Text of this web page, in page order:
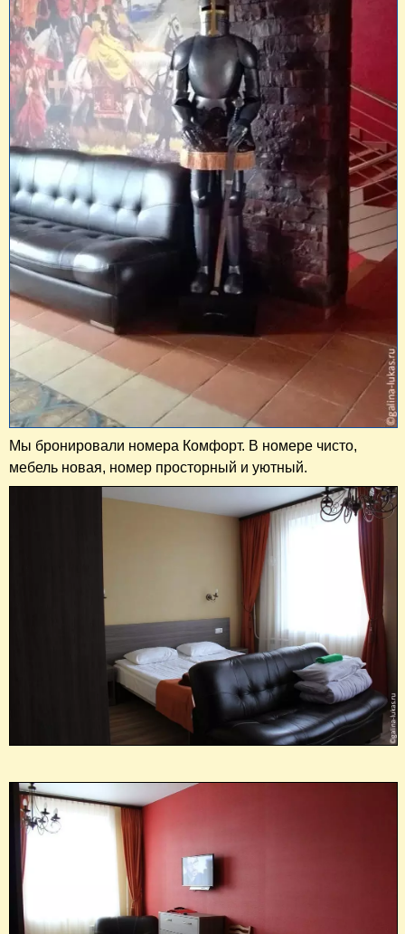
Мы бронировали номера Комфорт. В номере чисто,
мебель новая, номер просторный и уютный.